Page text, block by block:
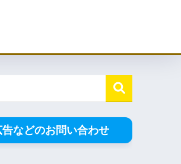
などのお問い合わせ